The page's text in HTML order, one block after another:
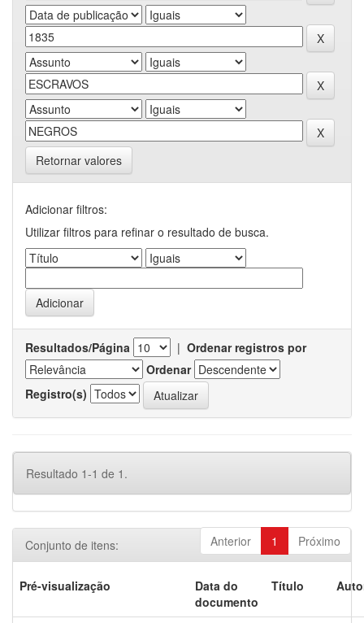
Retornar valores
Adicionar filtros:
Utilizar filtros para refinar o resultado de busca.
Resultados/Página | Ordenar registros por
Ordenar
Registro(s)
Resultado 1-1 de 1.
Anterior 1 Próximo
Conjunto de itens:
Pré-visualização
Data do
documento
Título